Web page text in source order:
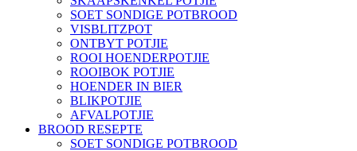
SOET SONDIGE POTBROOD
VISBLITZPOT
ONTBYT POTJIE
ROOI HOENDERPOTJIE
ROOIBOK POTJIE
HOENDER IN BIER
BLIKPOTJIE
AFVALPOTJIE
BROOD RESEPTE
SOET SONDIGE POTBROOD